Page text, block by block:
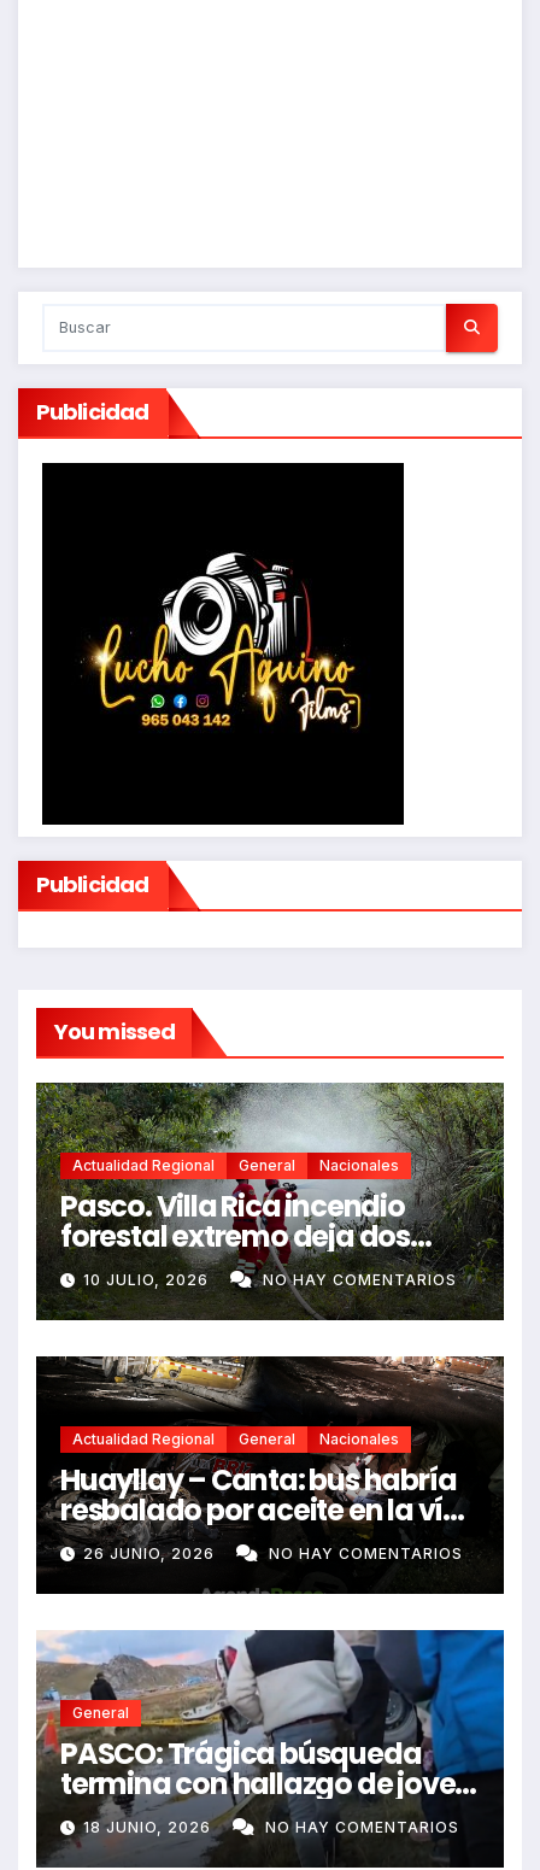
Publicidad
Publicidad
You missed
Actualidad Regional General Nacionales
Pasco. Villa Rica incendio
forestal extremo deja dos
fallecidos y heridos
10 JULIO, 2026 NO HAY COMENTARIOS
Actualidad Regional General Nacionales
Huayllay – Canta: bus habría
resbalado por aceite en la vía
e impactó auto siniestrado
dejando dos fallecidos
26 JUNIO, 2026 NO HAY COMENTARIOS
General
PASCO: Trágica búsqueda
termina con hallazgo de joven
sin vida en Rancas
18 JUNIO, 2026 NO HAY COMENTARIOS